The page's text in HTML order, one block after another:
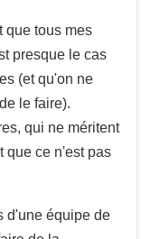
que tous mes
presque le cas
(et qu'on ne
le faire).
qui ne méritent
que ce n'est pas
d'une équipe de